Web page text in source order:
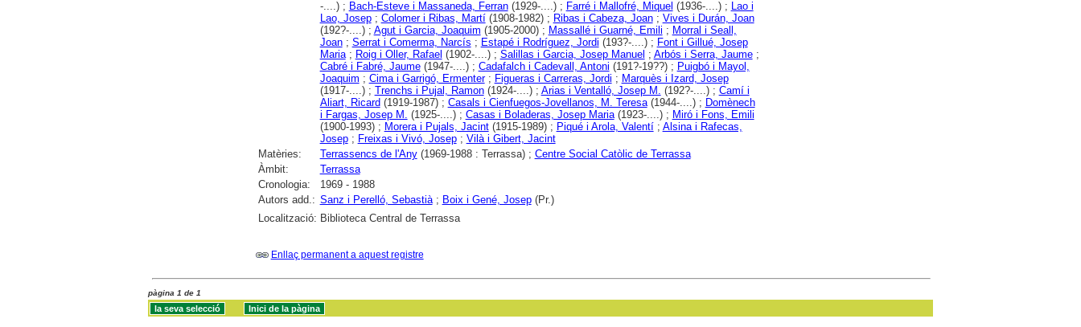
-....) ; Bach-Esteve i Massaneda, Ferran(1929-....) ; Farré i Mallofré, Miquel (1936-....) ; Lao i
Lao, Josep; Colomer i Ribas, Martí(1908-1982) ; Ribas i Cabeza, Joan; Vives i Durán, Joan
(192?-....) ; Agut i Garcia, Joaquim (1905-2000) ; Massallé i Guarné, Emili ; Morral i Seall,
Joan; Serrat i Comerma, Narcís ; Estapé i Rodríguez, Jordi (193?-....) ; Font i Gillué, Josep
Maria; Roig i Oller, Rafael (1902-....) ; Salillas i Garcia, Josep Manuel ; Arbós i Serra, Jaume;
Cabré i Fabré, Jaume(1947-....) ; Cadafalch i Cadevall, Antoni (191?-19??) ; Puigbó i Mayol,
Joaquim ; Cima i Garrigó, Ermenter; Figueras i Carreras, Jordi ; Marquès i Izard, Josep
(1917-....) ; Trenchs i Pujal, Ramon(1924-....) ; Arias i Ventalló, Josep M. (192?-....) ; Camí i
Aliart, Ricard(1919-1987) ; Casals i Cienfuegos-Jovellanos, M. Teresa(1944-....) ; Domènech
i Fargas, Josep M. (1925-....) ; Casas i Boladeras, Josep Maria(1923-....) ; Miró i Fons, Emili
(1900-1993) ; Morera i Pujals, Jacint(1915-1989) ; Piqué i Arola, Valentí; Alsina i Rafecas,
Josep; Freixas i Vivó, Josep; Vilà i Gibert, Jacint
Matèries:
Terrassencs de l'Any(1969-1988 : Terrassa) ; Centre Social Catòlic de Terrassa
Àmbit:
Terrassa
Cronologia:
1969 - 1988
Autors add.: Sanz i Perelló, Sebastià; Boix i Gené, Josep(Pr.)
Localització: Biblioteca Central de Terrassa
Enllaç permanent a aquest registre
pàgina 1 de 1